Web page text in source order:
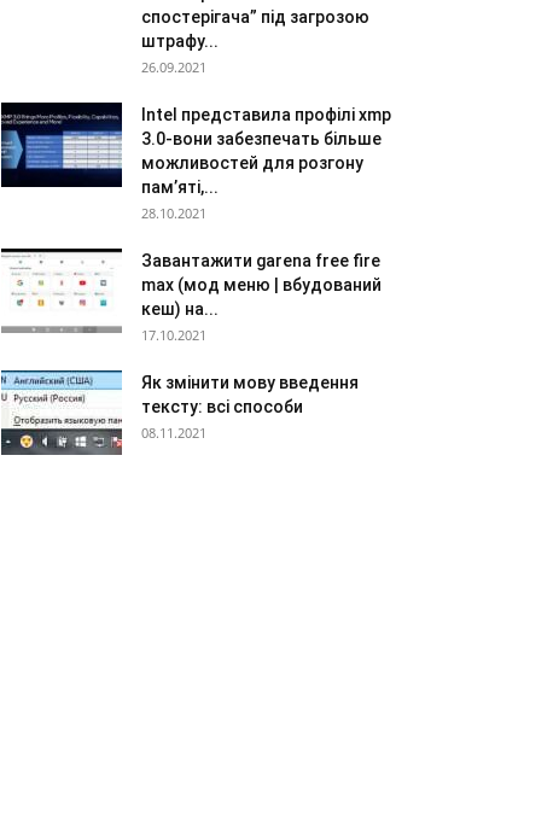
спостерігача” під загрозою
штрафу...
26.09.2021
Intel представила профілі xmp
3.0-вони забезпечать більше
можливостей для розгону
пам’яті,...
28.10.2021
Завантажити garena free fire
max (мод меню | вбудований
кеш) на...
17.10.2021
Як змінити мову введення
тексту: всі способи
08.11.2021